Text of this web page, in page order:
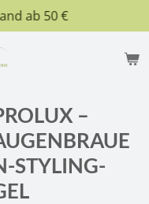
ab 50 €
–
STYLING-